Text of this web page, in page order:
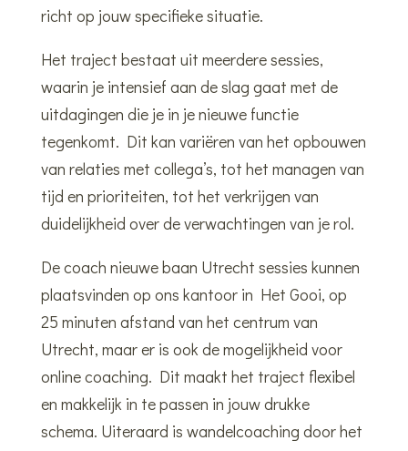
richt op jouw specifieke situatie.
Het traject bestaat uit meerdere sessies,
waarin je intensief aan de slag gaat met de
uitdagingen die je in je nieuwe functie
tegenkomt. Dit kan variëren van het opbouwen
van relaties met collega’s, tot het managen van
tijd en prioriteiten, tot het verkrijgen van
duidelijkheid over de verwachtingen van je rol.
De coach nieuwe baan Utrecht sessies kunnen
plaatsvinden op ons kantoor in Het Gooi, op
25 minuten afstand van het centrum van
Utrecht, maar er is ook de mogelijkheid voor
online coaching. Dit maakt het traject flexibel
en makkelijk in te passen in jouw drukke
schema. Uiteraard is wandelcoaching door het